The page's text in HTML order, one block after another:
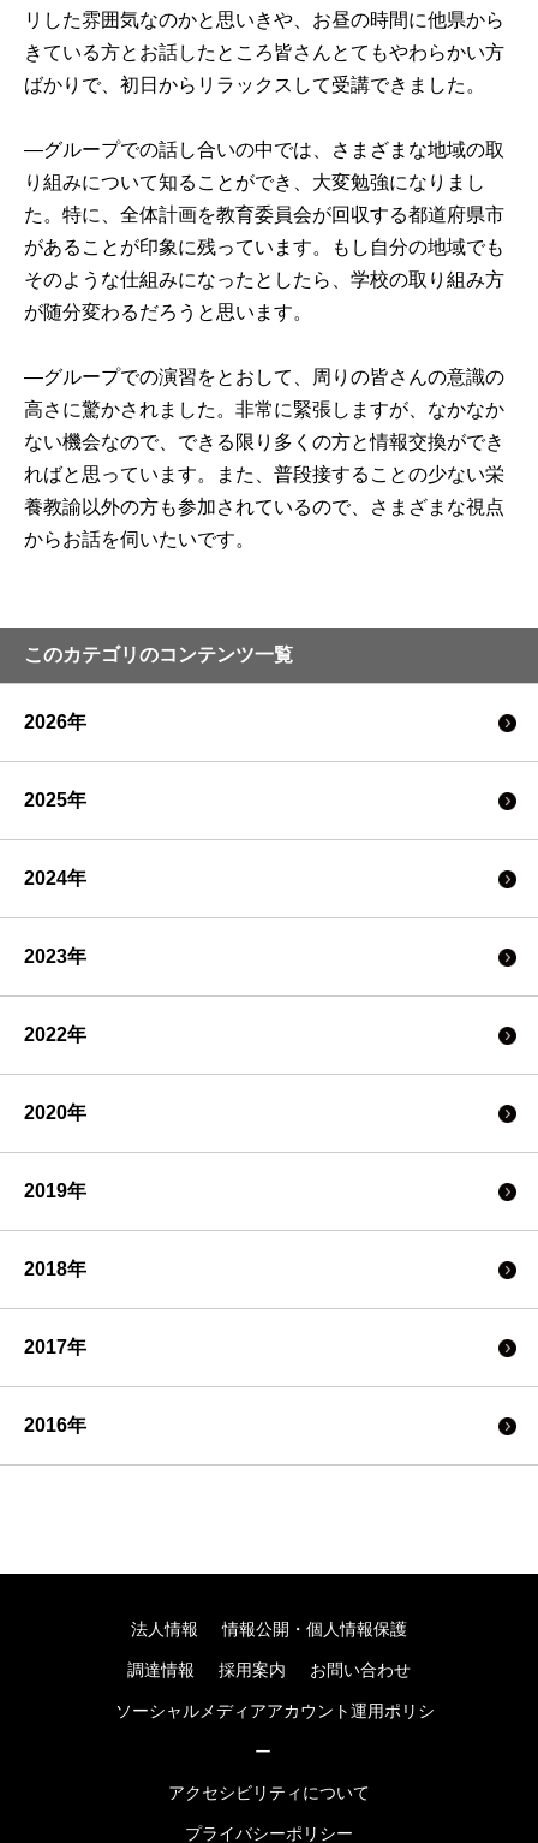
リした雰囲気なのかと思いきや、お昼の時間に他県から
きている方とお話したところ皆さんとてもやわらかい方
ばかりで、初日からリラックスして受講できました。
―グループでの話し合いの中では、さまざまな地域の取
り組みについて知ることができ、大変勉強になりまし
た。特に、全体計画を教育委員会が回収する都道府県市
があることが印象に残っています。もし自分の地域でも
そのような仕組みになったとしたら、学校の取り組み方
が随分変わるだろうと思います。
―グループでの演習をとおして、周りの皆さんの意識の
高さに驚かされました。非常に緊張しますが、なかなか
ない機会なので、できる限り多くの方と情報交換ができ
ればと思っています。また、普段接することの少ない栄
養教諭以外の方も参加されているので、さまざまな視点
からお話を伺いたいです。
このカテゴリのコンテンツ一覧
2026年
2025年
2024年
2023年
2022年
2020年
2019年
2018年
2017年
2016年
法人情報 情報公開・個人情報保護
調達情報 採用案内 お問い合わせ
ソーシャルメディアアカウント運用ポリシ
ー
アクセシビリティについて
プライバシーポリシー